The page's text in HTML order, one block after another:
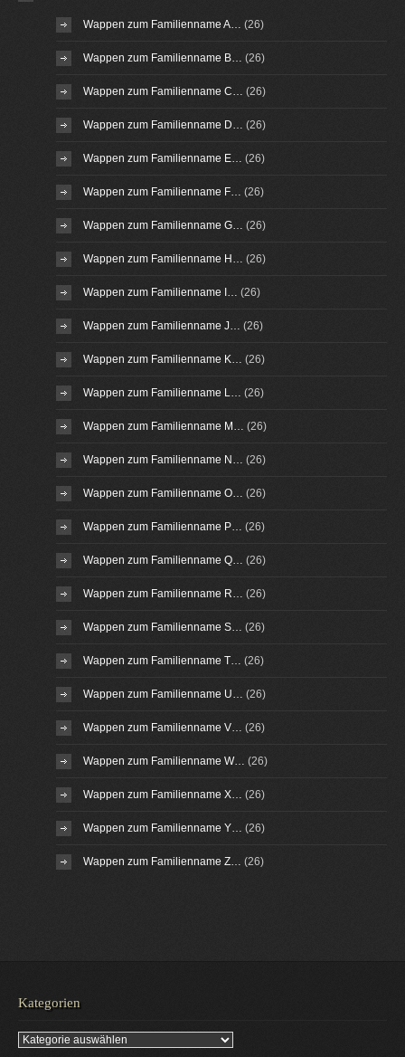
Wappen zum Familienname A… (26)
Wappen zum Familienname B… (26)
Wappen zum Familienname C… (26)
Wappen zum Familienname D… (26)
Wappen zum Familienname E… (26)
Wappen zum Familienname F… (26)
Wappen zum Familienname G… (26)
Wappen zum Familienname H… (26)
Wappen zum Familienname I… (26)
Wappen zum Familienname J… (26)
Wappen zum Familienname K… (26)
Wappen zum Familienname L… (26)
Wappen zum Familienname M… (26)
Wappen zum Familienname N… (26)
Wappen zum Familienname O… (26)
Wappen zum Familienname P… (26)
Wappen zum Familienname Q… (26)
Wappen zum Familienname R… (26)
Wappen zum Familienname S… (26)
Wappen zum Familienname T… (26)
Wappen zum Familienname U… (26)
Wappen zum Familienname V… (26)
Wappen zum Familienname W… (26)
Wappen zum Familienname X… (26)
Wappen zum Familienname Y… (26)
Wappen zum Familienname Z… (26)
Kategorien
Kategorien